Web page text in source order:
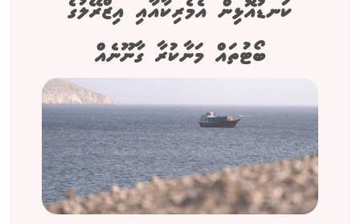
ކަނޑުއޮޅިން އެމެރިކާއާއި އިޒްރޭލުގެ
ބޯޓުތައް މަނާކުރާ ގާނޫނެއް